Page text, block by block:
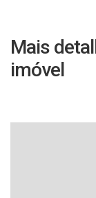
Mais
imóvel